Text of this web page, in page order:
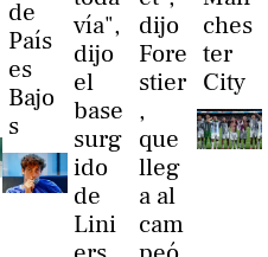
de
País
es
Bajo
s
vía",
dijo
el
base
surg
ido
de
Lini
dijo
Fore
stier
,
que
lleg
a al
cam
ches
ter
City